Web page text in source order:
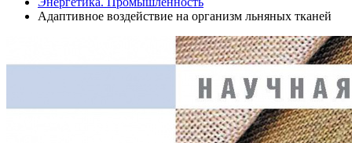
Адаптивное воздействие на организм льняных тканей